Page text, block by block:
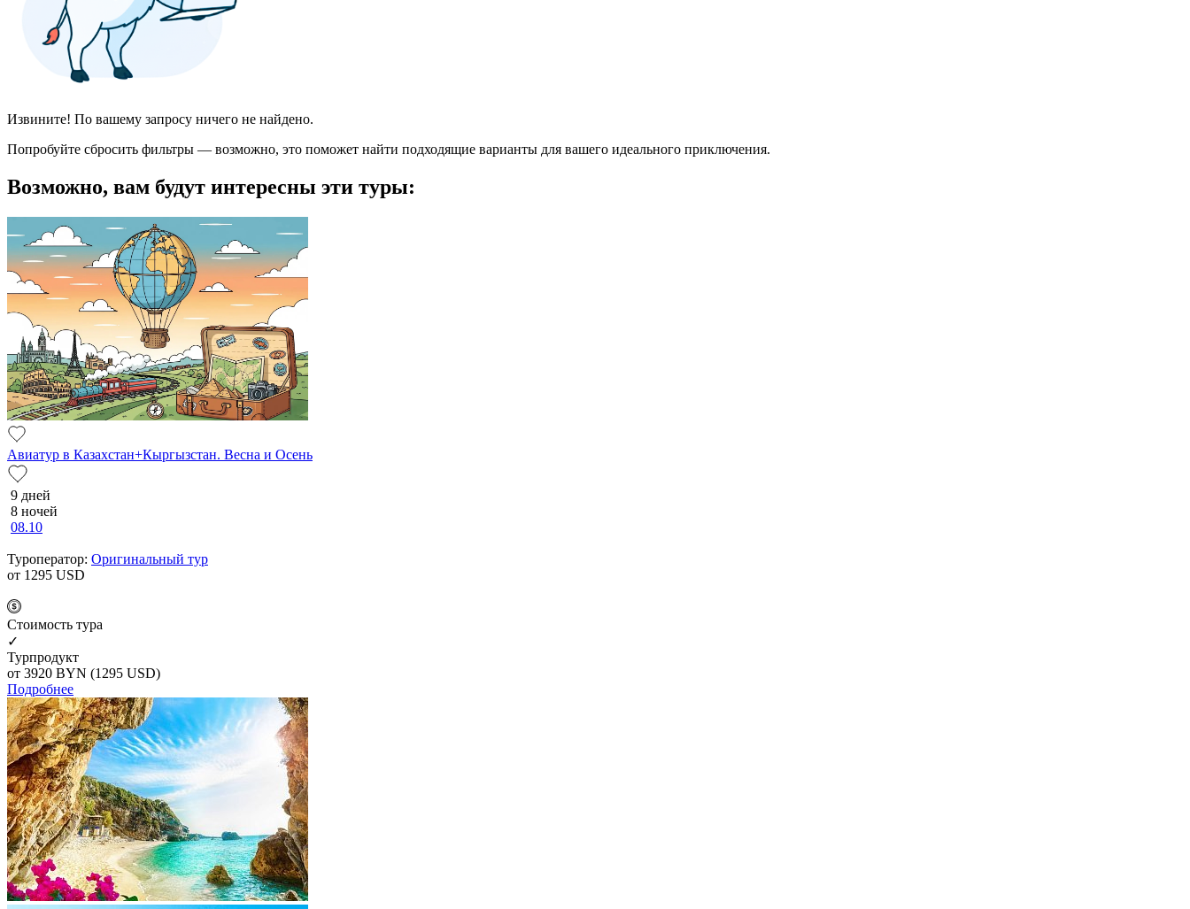
Извините! По вашему запросу ничего не найдено.
Попробуйте сбросить фильтры — возможно, это поможет найти подходящие варианты для вашего идеального приключения.
Возможно, вам будут интересны эти туры:
Авиатур в Казахстан+Кыргызстан. Весна и Осень
9 дней
8 ночей
08.10
Туроператор: Оригинальный тур
от 1295 USD
Cтоимость тура
✓
Турпродукт
от 3920 BYN (1295 USD)
Подробнее